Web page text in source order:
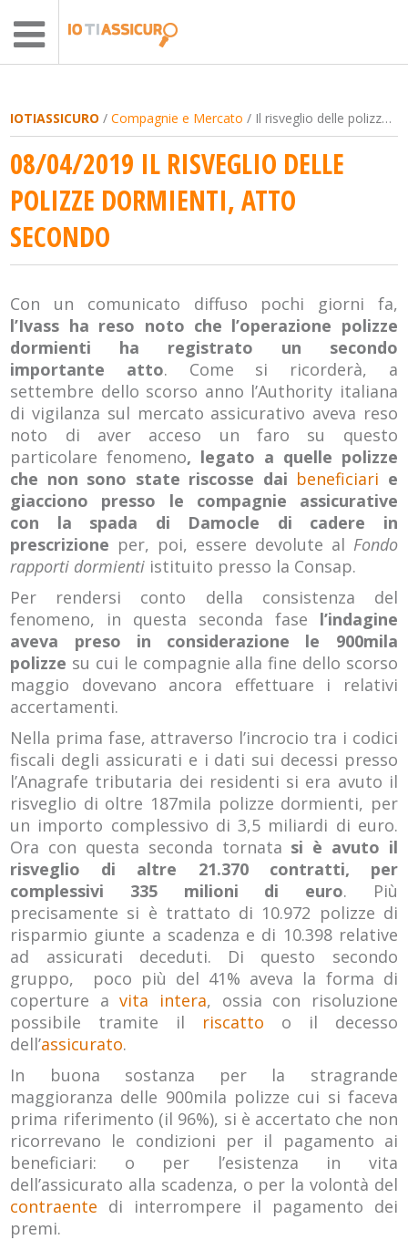
IOTIASSICURO /Compagnie e Mercato / Il risveglio delle polizze dormienti, atto secondo
08/04/2019 IL RISVEGLIO DELLE
POLIZZE DORMIENTI, ATTO
SECONDO
Con un comunicato diffuso pochi giorni fa,
l’Ivass ha reso noto che l’operazione polizze
dormienti ha registrato un secondo
importante atto. Come si ricorderà, a
settembre dello scorso anno l’Authority italiana
di vigilanza sul mercato assicurativo aveva reso
noto di aver acceso un faro su questo
particolare fenomeno, legato a quelle polizze
che non sono state riscosse dai beneficiari e
giacciono presso le compagnie assicurative
con la spada di Damocle di cadere in
prescrizione per, poi, essere devolute al Fondo
rapporti dormienti istituito presso la Consap.
Per rendersi conto della consistenza del
fenomeno, in questa seconda fase l’indagine
aveva preso in considerazione le 900mila
polizze su cui le compagnie alla fine dello scorso
maggio dovevano ancora effettuare i relativi
accertamenti.
Nella prima fase, attraverso l’incrocio tra i codici
fiscali degli assicurati e i dati sui decessi presso
l’Anagrafe tributaria dei residenti si era avuto il
risveglio di oltre 187mila polizze dormienti, per
un importo complessivo di 3,5 miliardi di euro.
Ora con questa seconda tornata si è avuto il
risveglio di altre 21.370 contratti, per
complessivi 335 milioni di euro. Più
precisamente si è trattato di 10.972 polizze di
risparmio giunte a scadenza e di 10.398 relative
ad assicurati deceduti. Di questo secondo
gruppo, poco più del 41% aveva la forma di
coperture avita intera, ossia con risoluzione
possibile tramite il riscatto o il decesso
dell’assicurato.
In buona sostanza per la stragrande
maggioranza delle 900mila polizze cui si faceva
prima riferimento (il 96%), si è accertato che non
ricorrevano le condizioni per il pagamento ai
beneficiari: o per l’esistenza in vita
dell’assicurato alla scadenza, o per la volontà del
contraente di interrompere il pagamento dei
premi.